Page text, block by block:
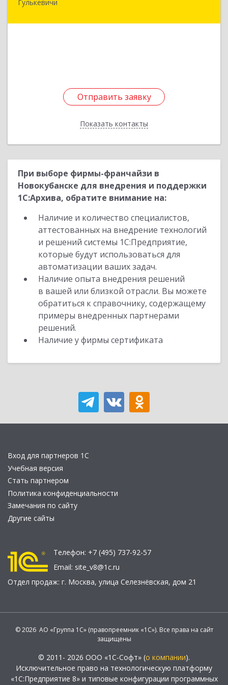
Гулькевичи
Отправить заявку
Показать контакты
Отправить заявку
Назад
При выборе фирмы-франчайзи в
Новокубанске для внедрения и поддержки
1С:Архива, обратите внимание на:
Наличие и количество специалистов,
аттестованных на внедрение технологий
и решений системы 1С:Предприятие,
которые будут использоваться для
автоматизации ваших задач.
Наличие опыта внедрения решений
в вашей или близкой отрасли. Вы можете
обратиться к справочнику, содержащему
примеры внедренных партнерами
решений.
Наличие у фирмы сертификата
Вход для партнеров 1С
Учебная версия
Стать партнером
Политика конфиденциальности
Замечания по сайту
Другие сайты
Телефон: +7 (495) 737-92-57
Email: site_v8@1c.ru
Отдел продаж: г. Москва, улица Селезнёвская, дом 21
© 2026 АО «Группа 1С» (правопреемник «1С»). Все права на сайт
защищены
© 2011- 2026 ООО «1С-Софт» (о компании).
Исключительное право на технологическую платформу
«1С:Предприятие 8» и типовые конфигурации программных